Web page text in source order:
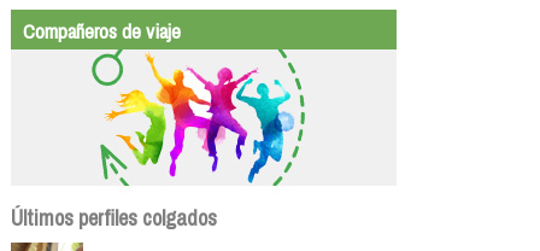
Compañeros de viaje
Últimos perfiles colgados